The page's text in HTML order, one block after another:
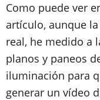
Como puede ver
artículo, aunque
real, he medido a
planos y paneos
iluminación para
generar un vídeo